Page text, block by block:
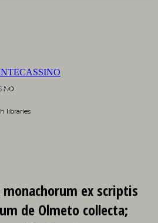
libraries
monachorum ex scriptis
de Olmeto collecta;